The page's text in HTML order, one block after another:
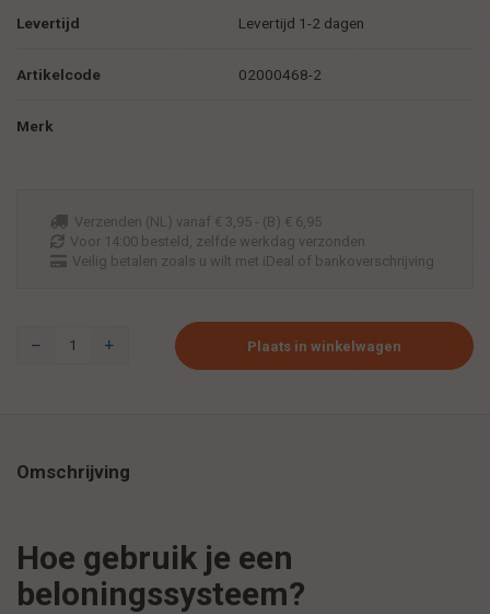
Levertijd Levertijd 1-2 dagen
Artikelcode 02000468-2
Merk
Verzenden (NL) vanaf € 3,95 - (B) € 6,95
Voor 14:00 besteld, zelfde werkdag verzonden
Veilig betalen zoals u wilt met iDeal of bankoverschrijving
Plaats in winkelwagen
Omschrijving
Hoe gebruik je een
beloningssysteem?